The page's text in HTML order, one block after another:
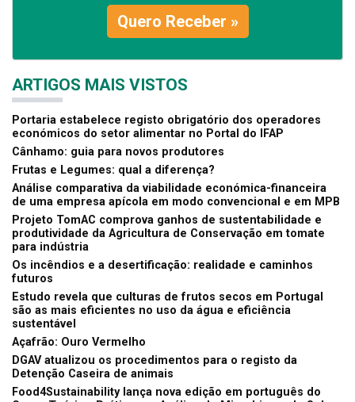
Quero Receber »
ARTIGOS MAIS VISTOS
Portaria estabelece registo obrigatório dos operadores
económicos do setor alimentar no Portal do IFAP
Cânhamo: guia para novos produtores
Frutas e Legumes: qual a diferença?
Análise comparativa da viabilidade económica-financeira
de uma empresa apícola em modo convencional e em MPB
Projeto TomAC comprova ganhos de sustentabilidade e
produtividade da Agricultura de Conservação em tomate
para indústria
Os incêndios e a desertificação: realidade e caminhos
futuros
Estudo revela que culturas de frutos secos em Portugal
são as mais eficientes no uso da água e eficiência
sustentável
Açafrão: Ouro Vermelho
DGAV atualizou os procedimentos para o registo da
Detenção Caseira de animais
Food4Sustainability lança nova edição em português do